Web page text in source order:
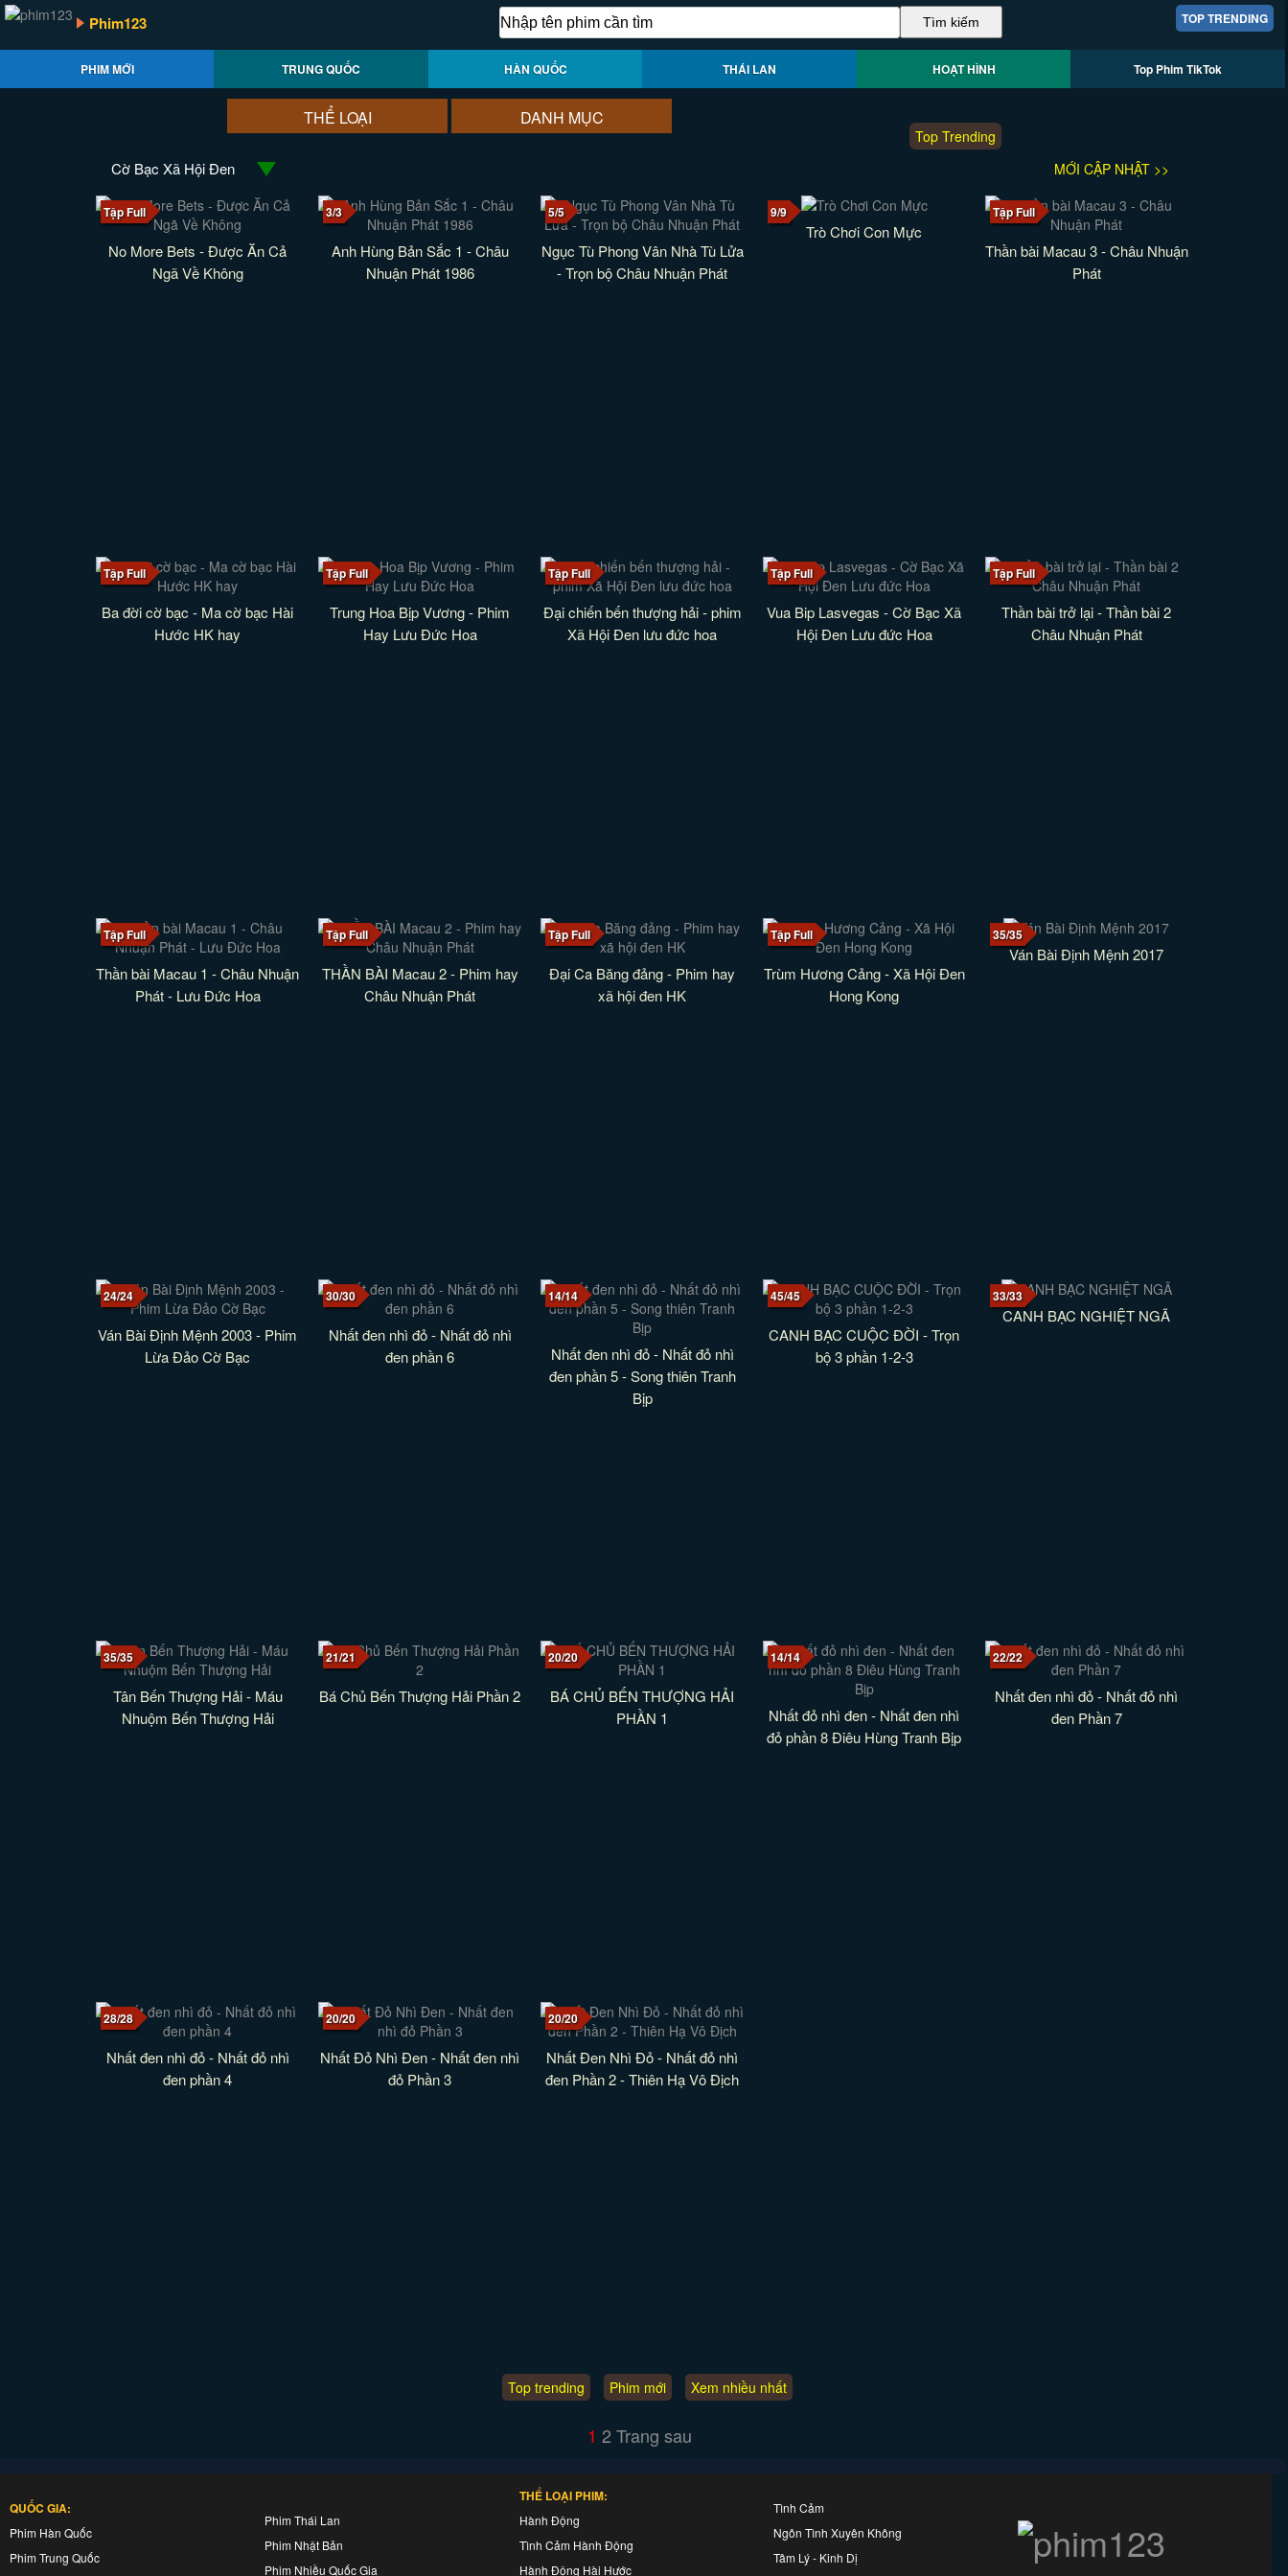
TOP TRENDING
Phim123
PHIM MỚI TRUNG QUỐC HÀN QUỐC THÁI LAN HOẠT HÌNH Top Phim TikTok
THỂ LOẠI DANH MỤC
Top Trending
Cờ Bạc Xã Hội Đen MỚI CẬP NHẬT >>
Tập Full
No More Bets - Được Ăn Cả
Ngã Về Không
3/3
Anh Hùng Bản Sắc 1 - Châu
Nhuận Phát 1986
5/5
Ngục Tù Phong Vân Nhà Tù Lửa
- Trọn bộ Châu Nhuận Phát
9/9
Trò Chơi Con Mực
Tập Full
Thần bài Macau 3 - Châu Nhuận
Phát
Tập Full
Ba đời cờ bạc - Ma cờ bạc Hài
Hước HK hay
Tập Full
Trung Hoa Bịp Vương - Phim
Hay Lưu Đức Hoa
Tập Full
Đại chiến bến thượng hải - phim
Xã Hội Đen lưu đức hoa
Tập Full
Vua Bip Lasvegas - Cờ Bạc Xã
Hội Đen Lưu đức Hoa
Tập Full
Thần bài trở lại - Thần bài 2
Châu Nhuận Phát
Tập Full
Thần bài Macau 1 - Châu Nhuận
Phát - Lưu Đức Hoa
Tập Full
THẦN BÀI Macau 2 - Phim hay
Châu Nhuận Phát
Tập Full
Đại Ca Băng đảng - Phim hay
xã hội đen HK
Tập Full
Trùm Hương Cảng - Xã Hội Đen
Hong Kong
35/35
Ván Bài Định Mệnh 2017
24/24
Ván Bài Định Mệnh 2003 - Phim
Lừa Đảo Cờ Bạc
30/30
Nhất đen nhì đỏ - Nhất đỏ nhì
đen phần 6
14/14
Nhất đen nhì đỏ - Nhất đỏ nhì
đen phần 5 - Song thiên Tranh
Bịp
45/45
CANH BẠC CUỘC ĐỜI - Trọn
bộ 3 phần 1-2-3
33/33
CANH BẠC NGHIỆT NGÃ
35/35
Tân Bến Thượng Hải - Máu
Nhuộm Bến Thượng Hải
21/21
Bá Chủ Bến Thượng Hải Phần 2
20/20
BÁ CHỦ BẾN THƯỢNG HẢI
PHẦN 1
14/14
Nhất đỏ nhì đen - Nhất đen nhì
đỏ phần 8 Điêu Hùng Tranh Bịp
22/22
Nhất đen nhì đỏ - Nhất đỏ nhì
đen Phần 7
28/28
Nhất đen nhì đỏ - Nhất đỏ nhì
đen phần 4
20/20
Nhất Đỏ Nhì Đen - Nhất đen nhì
đỏ Phần 3
20/20
Nhất Đen Nhì Đỏ - Nhất đỏ nhì
đen Phần 2 - Thiên Hạ Vô Địch
Top trending Phim mới Xem nhiều nhất
1 2 Trang sau
QUỐC GIA:
Phim Hàn Quốc
Phim Trung Quốc
Phim Thái Lan
Phim Nhật Bản
Phim Nhiều Quốc Gia
THỂ LOẠI PHIM:
Hành Động
Tình Cảm Hành Động
Hành Động Hài Hước
Tình Cảm
Ngôn Tình Xuyên Không
Tâm Lý - Kinh Dị